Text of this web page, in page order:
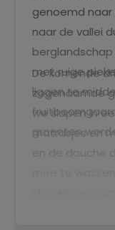
genoemd
naar de vallei
met ruige
liggen te
groenten
De komende
zogenaamde
we slapen in
matrasjes en